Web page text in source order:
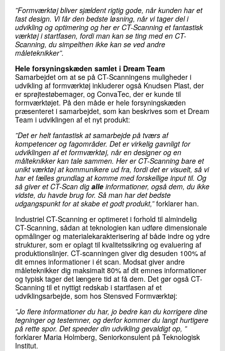
”Formværktøj bliver sjældent rigtig gode, når kunden har et
fast design. Vi får den bedste løsning, når vi tager del i
udvikling og optimering og her er CT-Scanning et fantastisk
værktøj i startfasen, fordi man kan se ting med en CT-
Scanning, du simpelthen ikke kan se ved andre
måleteknikker”.
Hele forsyningskæden samlet i Dream Team
Samarbejdet om at se på CT-Scanningens muligheder i
udvikling af formværktøj inkluderer også Knudsen Plast, der
er sprøjtestøbemager, og ConvaTec, der er kunde til
formværktøjet. På den måde er hele forsyningskæden
præsenteret i samarbejdet, som kan beskrives som et Dream
Team i udviklingen af et nyt produkt:
”Det er helt fantastisk at samarbejde på tværs af
kompetencer og fagområder. Det er virkelig gavnligt for
udviklingen af et formværktøj, når en designer og en
målteknikker kan tale sammen. Her er CT-Scanning bare et
unikt værktøj at kommunikere ud fra, fordi det er visuelt, så vi
har et fælles grundlag at komme med forskellige input til. Og
så giver et CT-Scan dig alle informationer, også dem, du ikke
vidste, du havde brug for. Så man har det bedste
udgangspunkt for at skabe et godt produkt,”forklarer han.
Industriel CT-Scanning er optimeret i forhold til almindelig
CT-Scanning, sådan at teknologien kan udføre dimensionale
opmålinger og materialekarakterisering af både indre og ydre
strukturer, som er oplagt til kvalitetssikring og evaluering af
produktionslinjer. CT-scanningen giver dig desuden 100% af
dit emnes informationer i ét scan. Modsat giver andre
måleteknikker dig maksimalt 80% af dit emnes informationer
og typisk tager det længere tid at få dem. Det gør også CT-
Scanning til et nyttigt redskab i startfasen af et
udviklingsarbejde, som hos Stensved Formværktøj:
”Jo flere informationer du har, jo bedre kan du korrigere dine
tegninger og testemner, og derfor kommer du langt hurtigere
på rette spor. Det speeder din udvikling gevaldigt op, ”
forklarer Maria Holmberg, Seniorkonsulent på Teknologisk
Institut.